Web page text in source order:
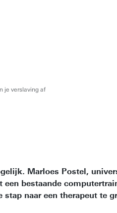
je verslaving af
Marloes Postel,
bestaande
naar een therapeut